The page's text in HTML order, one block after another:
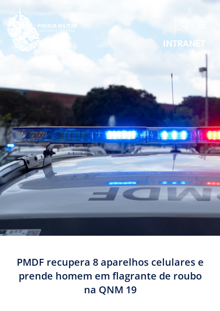
INTRANET
PMDF recupera 8 aparelhos celulares e
prende homem em flagrante de roubo
na QNM 19